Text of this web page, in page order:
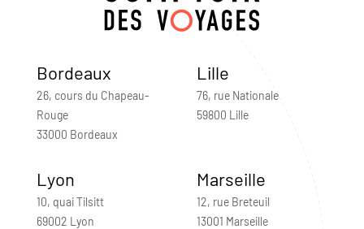
Bordeaux
26, cours du Chapeau-
Rouge
33000 Bordeaux
Lille
76, rue Nationale
59800 Lille
Lyon
10, quai Tilsitt
69002 Lyon
Marseille
12, rue Breteuil
13001 Marseille